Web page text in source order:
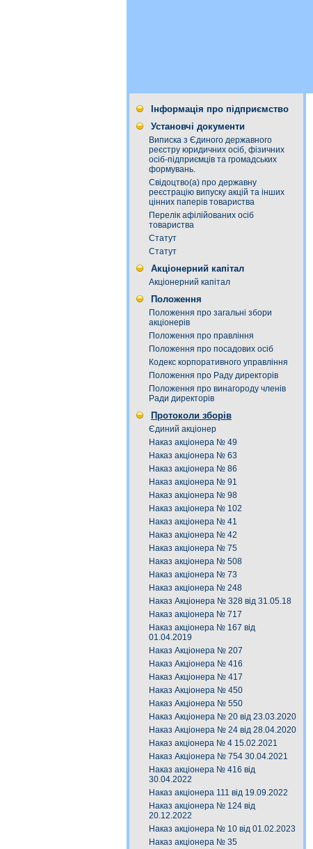
Інформація про підприємство
Установчі документи
Виписка з Єдиного державного
реєстру юридичних осіб, фізичних
осіб-підприємців та громадських
формувань.
Свідоцтво(а) про державну
реєстрацію випуску акцій та інших
цінних паперів товариства
Перелік афілійованих осіб
товариства
Статут
Статут
Акціонерний капітал
Акціонерний капітал
Положення
Положення про загальні збори
акціонерів
Положення про правління
Положення про посадових осіб
Кодекс корпоративного управління
Положення про Раду директорів
Положення про винагороду членів
Ради директорів
Протоколи зборів
Єдиний акціонер
Наказ акціонера № 49
Наказ акціонера № 63
Наказ акціонера № 86
Наказ акціонера № 91
Наказ акціонера № 98
Наказ акціонера № 102
Наказ акціонера № 41
Наказ акціонера № 42
Наказ акціонера № 75
Наказ акціонера № 508
Наказ акціонера № 73
Наказ акціонера № 248
Наказ Акціонера № 328 від 31.05.18
Наказ акціонера № 717
Наказ акціонера № 167 від
01.04.2019
Наказ Акціонера № 207
Наказ Акціонера № 416
Наказ Акціонера № 417
Наказ Акціонера № 450
Наказ Акціонера № 550
Наказ Акціонера № 20 від 23.03.2020
Наказ Акціонера № 24 від 28.04.2020
Наказ акціонера № 4 15.02.2021
Наказ Акціонера № 754 30.04.2021
Наказ акціонера № 416 від
30.04.2022
Наказ акціонера 111 від 19.09.2022
Наказ акціонера № 124 від
20.12.2022
Наказ акціонера № 10 від 01.02.2023
Наказ акціонера № 35